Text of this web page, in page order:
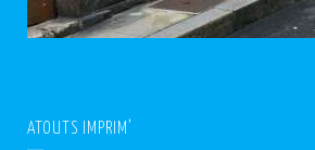
ATOUTS IMPRIM’